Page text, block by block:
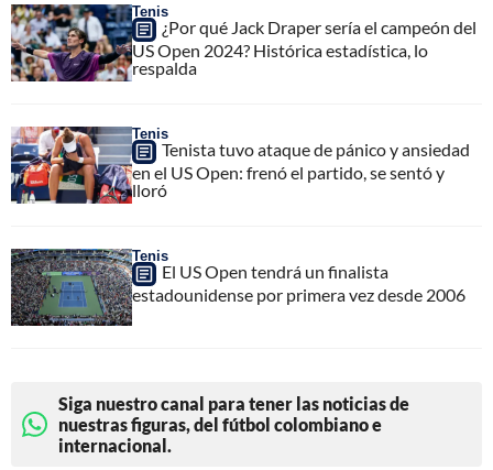
Tenis
¿Por qué Jack Draper sería el campeón del
US Open 2024? Histórica estadística, lo
respalda
Tenis
Tenista tuvo ataque de pánico y ansiedad
en el US Open: frenó el partido, se sentó y
lloró
Tenis
El US Open tendrá un finalista
estadounidense por primera vez desde 2006
Siga nuestro canal para tener las noticias de
nuestras figuras, del fútbol colombiano e
internacional.